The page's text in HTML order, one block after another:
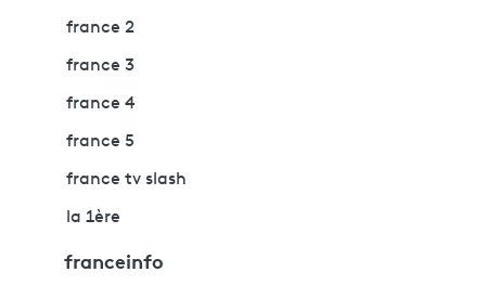
france 2
france 3
france 4
france 5
france tv slash
la 1ère
franceinfo